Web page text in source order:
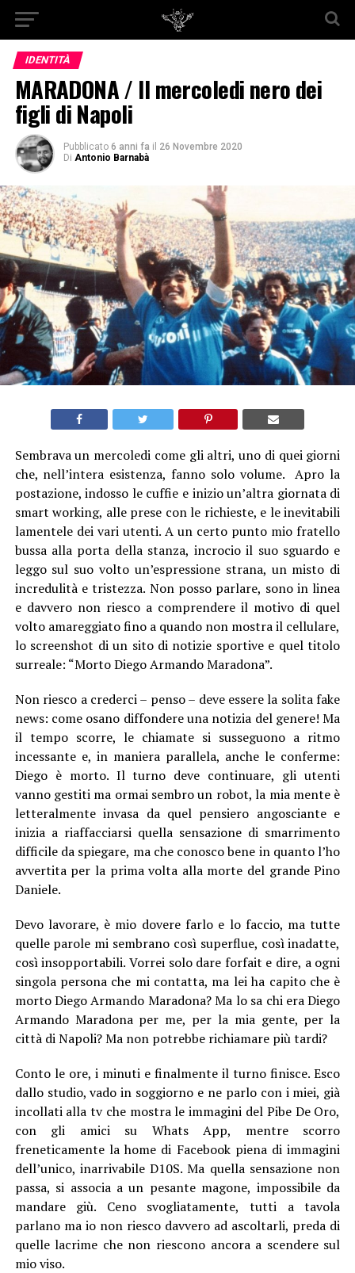
IDENTITÀ
MARADONA / Il mercoledi nero dei
figli di Napoli
Pubblicato 6 anni fa il 26 Novembre 2020
Di Antonio Barnabà
Sembrava un mercoledi come gli altri, uno di quei giorni
che, nell’intera esistenza, fanno solo volume. Apro la
postazione, indosso le cuffie e inizio un’altra giornata di
smart working, alle prese con le richieste, e le inevitabili
lamentele dei vari utenti. A un certo punto mio fratello
bussa alla porta della stanza, incrocio il suo sguardo e
leggo sul suo volto un’espressione strana, un misto di
incredulità e tristezza. Non posso parlare, sono in linea
e davvero non riesco a comprendere il motivo di quel
volto amareggiato fino a quando non mostra il cellulare,
lo screenshot di un sito di notizie sportive e quel titolo
surreale: “Morto Diego Armando Maradona”.
Non riesco a crederci – penso – deve essere la solita fake
news: come osano diffondere una notizia del genere! Ma
il tempo scorre, le chiamate si susseguono a ritmo
incessante e, in maniera parallela, anche le conferme:
Diego è morto. Il turno deve continuare, gli utenti
vanno gestiti ma ormai sembro un robot, la mia mente è
letteralmente invasa da quel pensiero angosciante e
inizia a riaffacciarsi quella sensazione di smarrimento
difficile da spiegare, ma che conosco bene in quanto l’ho
avvertita per la prima volta alla morte del grande Pino
Daniele.
Devo lavorare, è mio dovere farlo e lo faccio, ma tutte
quelle parole mi sembrano così superflue, così inadatte,
così insopportabili. Vorrei solo dare forfait e dire, a ogni
singola persona che mi contatta, ma lei ha capito che è
morto Diego Armando Maradona? Ma lo sa chi era Diego
Armando Maradona per me, per la mia gente, per la
città di Napoli? Ma non potrebbe richiamare più tardi?
Conto le ore, i minuti e finalmente il turno finisce. Esco
dallo studio, vado in soggiorno e ne parlo con i miei, già
incollati alla tv che mostra le immagini del Pibe De Oro,
con gli amici su Whats App, mentre scorro
freneticamente la home di Facebook piena di immagini
dell’unico, inarrivabile D10S. Ma quella sensazione non
passa, si associa a un pesante magone, impossibile da
mandare giù. Ceno svogliatamente, tutti a tavola
parlano ma io non riesco davvero ad ascoltarli, preda di
quelle lacrime che non riescono ancora a scendere sul
mio viso.